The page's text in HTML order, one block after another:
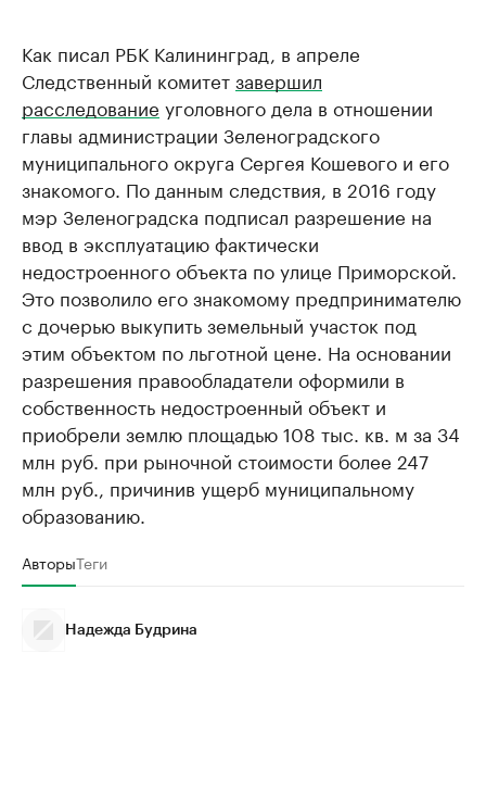
Как писал РБК Калининград, в апреле
Следственный комитетзавершил
расследование уголовного дела в отношении
главы администрации Зеленоградского
муниципального округа Сергея Кошевого и его
знакомого. По данным следствия, в 2016 году
мэр Зеленоградска подписал разрешение на
ввод в эксплуатацию фактически
недостроенного объекта по улице Приморской.
Это позволило его знакомому предпринимателю
с дочерью выкупить земельный участок под
этим объектом по льготной цене. На основании
разрешения правообладатели оформили в
собственность недостроенный объект и
приобрели землю площадью 108 тыс. кв. м за 34
млн руб. при рыночной стоимости более 247
млн руб., причинив ущерб муниципальному
образованию.
АвторыТеги
Надежда Будрина